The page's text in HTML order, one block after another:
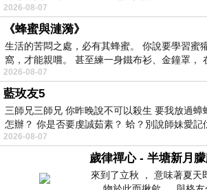
2026-08-07
《蜂蜜與漣漪》
生活的苦悶之處，必有其蜂蜜。 你說要學習蜜
窩，才能親嚐。 甚至練一身鐵布衫、金鐘罩，
2026-08-07
藍玫友5
三師兄三師兄 你昨晚說不可以殺生 要我放過蟑
怎辦？ 你是否要虔誠茹素？ 蛤？別說師妹愛記
2026-08-07
歲律禪心 - 半塘新月
來到了立秋 ， 意味著夏天